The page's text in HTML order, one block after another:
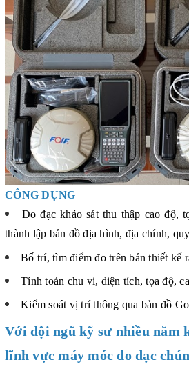
CÔNG DỤNG
Đo đạc khảo sát thu thập cao độ,
thành lập bản đồ địa hình, địa chính,
Bố trí, tìm điểm đo trên bản thiết kế
Tính toán chu vi, diện tích, tọa độ,
Kiểm soát vị trí thông qua bản đồ
Với đội ngũ kỹ sư nhiều năm
lĩnh vực máy móc đo đạc